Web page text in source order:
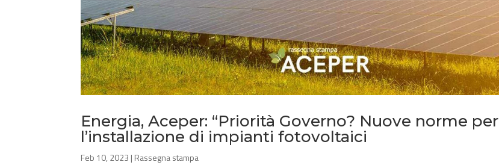
Energia, Aceper: “Priorità Governo? Nuove norme per
l’installazione di impianti fotovoltaici
Feb 10, 2023 | Rassegna stampa